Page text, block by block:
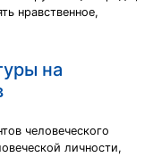
нравственное,
на
человеческого
личности,